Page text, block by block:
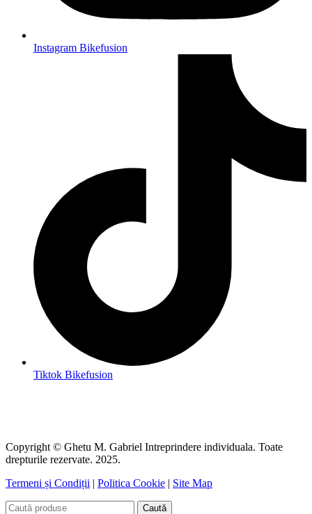
Instagram Bikefusion
Tiktok Bikefusion
Copyright © Ghetu M. Gabriel Intreprindere individuala. Toate
drepturile rezervate. 2025.
Termeni și Condiții | Politica Cookie | Site Map
Caută